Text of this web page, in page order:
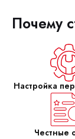
Почему
Настройка
Честные